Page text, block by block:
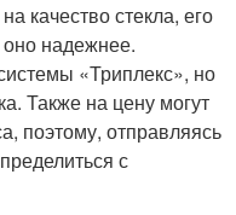
качество стекла, его
надежнее.
«Триплекс», но
Также на цену могут
поэтому, отправляясь
с